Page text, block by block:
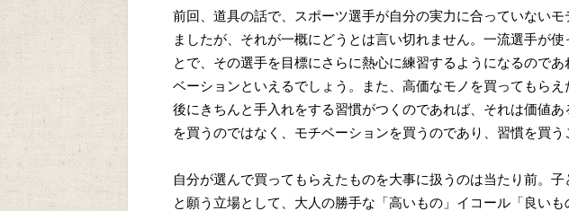
前回、道具の話で、スポーツ選手が自分の実力に合っていない
ましたが、それが一概にどうとは言い切れません。一流選手が
とで、その選手を目標にさらに熱心に練習するようになるので
ベーションといえるでしょう。また、高価なモノを買ってもら
後にきちんと手入れをする習慣がつくのであれば、それは価値
を買うのではなく、モチベーションを買うのであり、習慣を買う
自分が選んで買ってもらえたものを大事に扱うのは当たり前。
と願う立場として、大人の勝手な「高いもの」イコール「良い